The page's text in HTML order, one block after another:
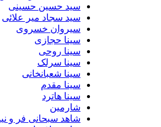
سید حسین حسینى
سید سجاد میر علائی
سیروان خسروی
سینا حجازی
سینا روحی
سینا سرلک
سینا شعبانخانی
سینا مقدم
سینا هاترد
شارمین
شاهد سبحانی فر و نیما تاری